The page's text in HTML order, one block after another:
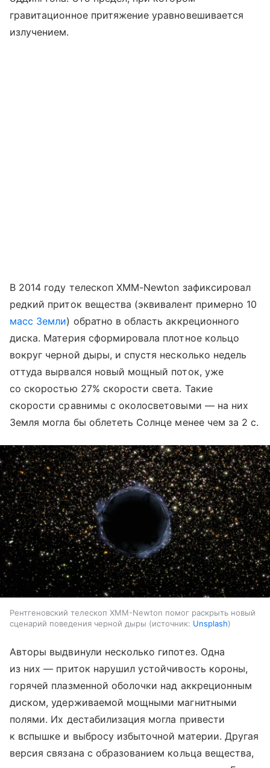
гравитационное притяжение уравновешивается
излучением.
В 2014 году телескоп XMM-Newton зафиксировал
редкий приток вещества (эквивалент примерно 10
масс Земли) обратно в область аккреционного
диска. Материя сформировала плотное кольцо
вокруг черной дыры, и спустя несколько недель
оттуда вырвался новый мощный поток, уже
со скоростью 27% скорости света. Такие
скорости сравнимы с околосветовыми — на них
Земля могла бы облететь Солнце менее чем за 2 с.
Рентгеновский телескоп XMM-Newton помог раскрыть новый
сценарий поведения черной дыры
источник: Unsplash
Авторы выдвинули несколько гипотез. Одна
из них — приток нарушил устойчивость короны,
горячей плазменной оболочки над аккреционным
диском, удерживаемой мощными магнитными
полями. Их дестабилизация могла привести
к вспышке и выбросу избыточной материи. Другая
версия связана с образованием кольца вещества,